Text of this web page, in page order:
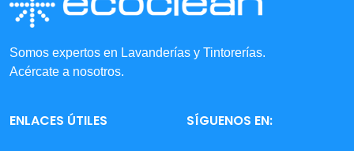
Somos expertos en Lavanderías y Tintorerías.
Acércate a nosotros.
ENLACES ÚTILES SÍGUENOS EN: